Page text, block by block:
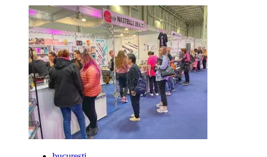
multe
despre
L’Oréal
Professionnel
aduce
Water
Saver
România,
pentru
a
reduce
consumul